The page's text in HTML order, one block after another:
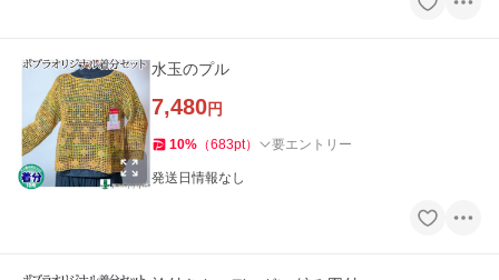
水玉のプル
7,480円
10% （683pt） 要エントリー
発送日情報なし